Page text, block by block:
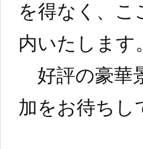
を得なく、こ
内いたします。
好評の豪華
加をお待ちし